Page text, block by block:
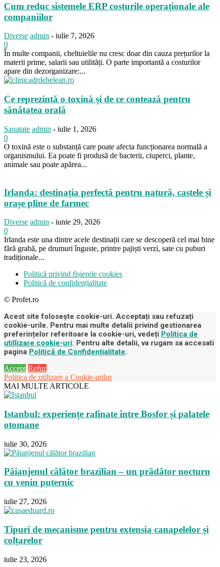
Cum reduc sistemele ERP costurile operaționale ale
companiilor
Diverse admin - iulie 7, 2026
0
În multe companii, cheltuielile nu cresc doar din cauza prețurilor la
materii prime, salarii sau utilități. O parte importantă a costurilor
apare din dezorganizare:...
Ce reprezintă o toxină și de ce contează pentru
sănătatea orală
Sanatate admin - iulie 1, 2026
0
O toxină este o substanță care poate afecta funcționarea normală a
organismului. Ea poate fi produsă de bacterii, ciuperci, plante,
animale sau poate apărea...
Irlanda: destinația perfectă pentru natură, castele și
orașe pline de farmec
Diverse admin - iunie 29, 2026
0
Irlanda este una dintre acele destinații care se descoperă cel mai bine
fără grabă, pe drumuri înguste, printre pajiști verzi, sate cu puburi
tradiționale...
Politică privind fișierele cookies
Politică de confidențialitate
© Profet.ro
Acest site folosește cookie-uri. Acceptați sau refuzați
cookie-urile. Pentru mai multe detalii privind gestionarea
preferințelor referitoare la cookie-uri, vedeți Politica de
utillizare cookie-uri. Pentru alte detalii, va rugam sa accesati
pagina Politică de Confidențialitate.
Accept Refuz
Politica de utilizare a Cookie-urilor
MAI MULTE ARTICOLE
Istanbul: experiențe rafinate între Bosfor și palatele
otomane
iulie 30, 2026
Păianjenul călător brazilian – un prădător nocturn
cu venin puternic
iulie 27, 2026
Tipuri de mecanisme pentru extensia canapelelor și
colțarelor
iulie 23, 2026